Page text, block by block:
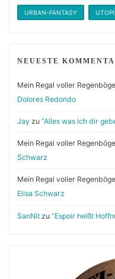
URBAN-FANTASY
NEUESTE
Mein Regal voller
Dolores Redondo
Jayzu “Alles was ich dir
Mein Regal voller
Schwarz
Mein Regal voller
Elisa Schwarz
SanNitzu “Espoir heißt